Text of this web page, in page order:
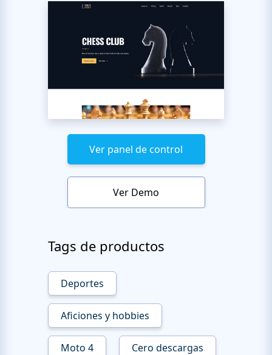
Ver panel de control
Ver Demo
Tags de productos
Deportes
Aficiones y hobbies
Moto 4 Cero descargas